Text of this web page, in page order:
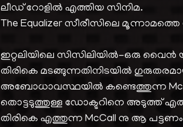
ലീഡ് റോളിൽ എത്തിയ സിനിമ.
The Equalizer സീരീസിലെ
ഇറ്റലിയിലെ സിസിലിയിൽ-ഒരു
തിരികെ മടങ്ങുന്നതിനിടയിൽ
അബോധാവസ്ഥയിൽ കണ്ടെത്തുന്ന
തൊട്ടടുത്തുള്ള ഡോക്ടറിനെ അടുത്ത്
തിരികെ എത്തുന്ന McCall നു ആ